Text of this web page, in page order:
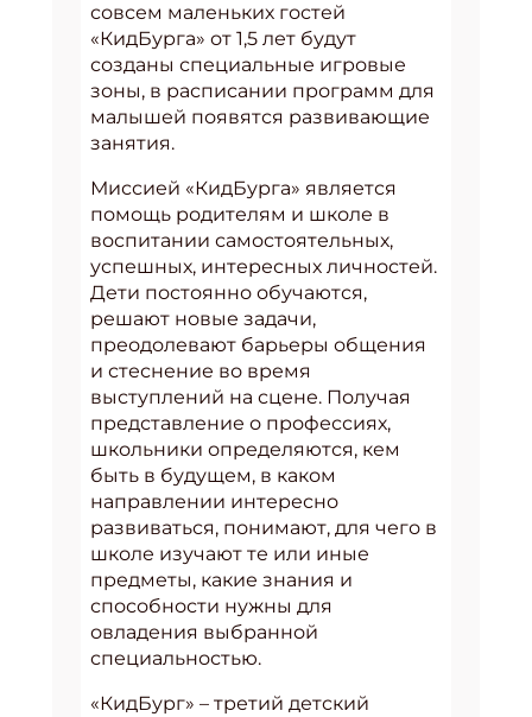
совсем маленьких гостей
«КидБурга» от 1,5 лет будут
созданы специальные игровые
зоны, в расписании программ для
малышей появятся развивающие
занятия.
Миссией «КидБурга» является
помощь родителям и школе в
воспитании самостоятельных,
успешных, интересных личностей.
Дети постоянно обучаются,
решают новые задачи,
преодолевают барьеры общения
и стеснение во время
выступлений на сцене. Получая
представление о профессиях,
школьники определяются, кем
быть в будущем, в каком
направлении интересно
развиваться, понимают, для чего в
школе изучают те или иные
предметы, какие знания и
способности нужны для
овладения выбранной
специальностью.
«КидБург» – третий детский